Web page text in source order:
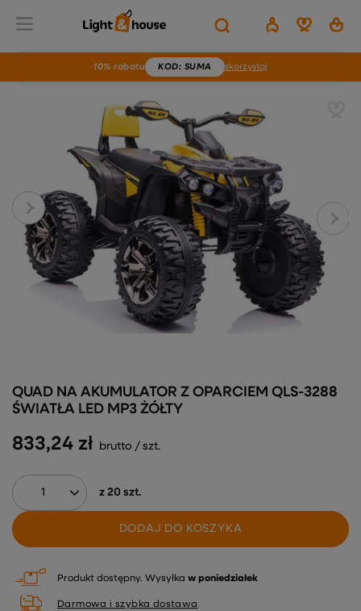
10% rabatu KOD: SUMA skorzystaj
833,24 zł brutto / szt.
z 20 szt.
DODAJ DO KOSZYKA
QUAD NA AKUMULATOR Z OPARCIEM QLS-3288
ŚWIATŁA LED MP3 ŻÓŁTY
Produkt dostępny Wysyłka w poniedziałek
Darmowa i szybka dostawa